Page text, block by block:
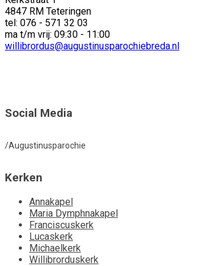
4847 RM Teteringen
tel: 076 - 571 32 03
ma t/m vrij: 09:30 - 11:00
willibrordus@augustinusparochiebreda.nl
Social Media
/Augustinusparochie
Kerken
Annakapel
Maria Dymphnakapel
Franciscuskerk
Lucaskerk
Michaelkerk
Willibrorduskerk